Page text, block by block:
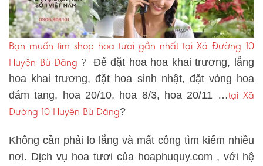
Bạn muốn tìm shop hoa tươi gần nhất tại Xã Đường 10
Huyện Bù Đăng ?Để đặt hoa hoa khai trương, lẵng
hoa khai trương, đặt hoa sinh nhật, đặt vòng hoa
đám tang, hoa 20/10, hoa 8/3, hoa 20/11 …tại Xã
Đường 10 Huyện Bù Đăng?
Không cần phải lo lắng và mất công tìm kiếm nhiều
nơi. Dịch vụ hoa tươi của hoaphuquy.com , với hệ